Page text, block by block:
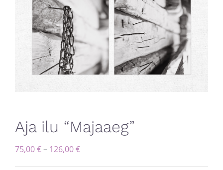
Aja ilu “Majaaeg”
75,00€– 126,00€Hinnavahemik: